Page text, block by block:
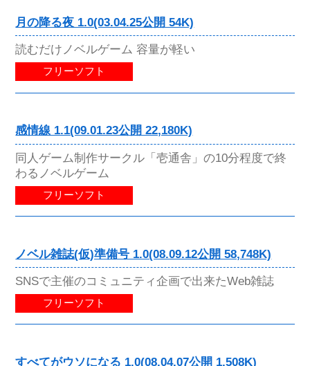
月の降る夜 1.0(03.04.25公開 54K)
読むだけノベルゲーム 容量が軽い
フリーソフト
感情線 1.1(09.01.23公開 22,180K)
同人ゲーム制作サークル「壱通舎」の10分程度で終
わるノベルゲーム
フリーソフト
ノベル雑誌(仮)準備号 1.0(08.09.12公開 58,748K)
SNSで主催のコミュニティ企画で出来たWeb雑誌
フリーソフト
すべてがウソになる 1.0(08.04.07公開 1,508K)